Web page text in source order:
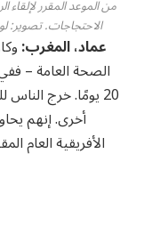
من الموعد المقرر لإلقاء
الاحتجاجات.تصوير:
عماد، المغرب:
الصحة العامة –
20 يومًا. خرج
أخرى. إنهم
الأفريقية العام